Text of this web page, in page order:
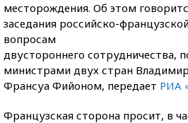
месторождения. Об этом
заседания российско-
вопросам
двустороннего сотрудничества,
министрами двух стран
Франсуа Фийоном, передает РИА
Французская сторона просит, в